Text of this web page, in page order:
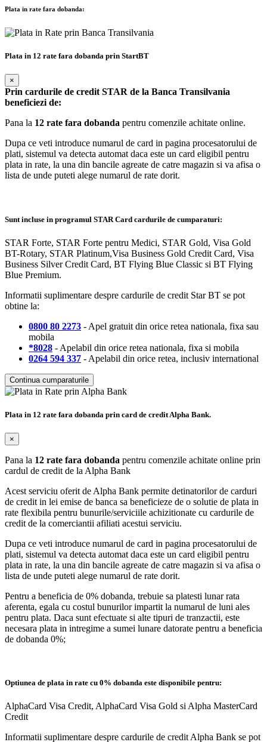
Plata in rate fara dobanda:
Plata in 12 rate fara dobanda prin StartBT
×
Prin cardurile de credit STAR de la Banca Transilvania
beneficiezi de:
Pana la 12 rate fara dobanda pentru comenzile achitate online.
Dupa ce veti introduce numarul de card in pagina procesatorului de
plati, sistemul va detecta automat daca este un card eligibil pentru
plata in rate, la una din bancile agreate de catre magazin si va afisa o
lista de unde puteti alege numarul de rate dorit.
Sunt incluse in programul STAR Card cardurile de cumparaturi:
STAR Forte, STAR Forte pentru Medici, STAR Gold, Visa Gold
BT-Rotary, STAR Platinum,Visa Business Gold Credit Card, Visa
Business Silver Credit Card, BT Flying Blue Classic si BT Flying
Blue Premium.
Informatii suplimentare despre cardurile de credit Star BT se pot
obtine la:
0800 80 2273 - Apel gratuit din orice retea nationala, fixa sau
mobila
*8028 - Apelabil din orice retea nationala, fixa si mobila
0264 594 337 - Apelabil din orice retea, inclusiv international
Continua cumparaturile
Plata in 12 rate fara dobanda prin card de credit Alpha Bank.
×
Pana la 12 rate fara dobanda pentru comenzile achitate online prin
cardul de credit de la Alpha Bank
Acest serviciu oferit de Alpha Bank permite detinatorilor de carduri
de credit in lei emise de banca sa beneficieze de o solutie de plata in
rate flexibila pentru bunurile/serviciile achizitionate cu cardurile de
credit de la comerciantii afiliati acestui serviciu.
Dupa ce veti introduce numarul de card in pagina procesatorului de
plati, sistemul va detecta automat daca este un card eligibil pentru
plata in rate, la una din bancile agreate de catre magazin si va afisa o
lista de unde puteti alege numarul de rate dorit.
Pentru a beneficia de 0% dobanda, trebuie sa platesti lunar rata
aferenta, egala cu costul bunurilor impartit la numarul de luni ales
pentru plata. Daca sunt efectuate si alte tipuri de tranzactii, este
necesara plata in intregime a sumei lunare datorate pentru a beneficia
de dobanda 0%;
Optiunea de plata in rate cu 0% dobanda este disponibile pentru:
AlphaCard Visa Credit, AlphaCard Visa Gold si Alpha MasterCard
Credit
Informatii suplimentare despre cardurile de credit Alpha Bank se pot